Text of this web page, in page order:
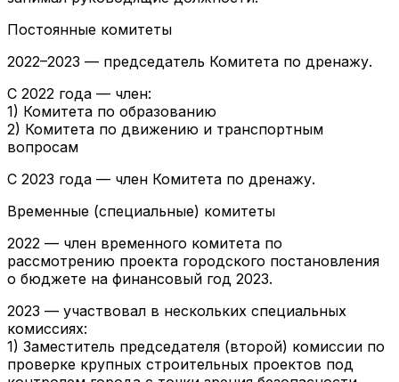
Постоянные комитеты
2022–2023 — председатель Комитета по дренажу.
С 2022 года — член:
1) Комитета по образованию
2) Комитета по движению и транспортным
вопросам
С 2023 года — член Комитета по дренажу.
Временные (специальные) комитеты
2022 — член временного комитета по
рассмотрению проекта городского постановления
о бюджете на финансовый год 2023.
2023 — участвовал в нескольких специальных
комиссиях:
1) Заместитель председателя (второй) комиссии по
проверке крупных строительных проектов под